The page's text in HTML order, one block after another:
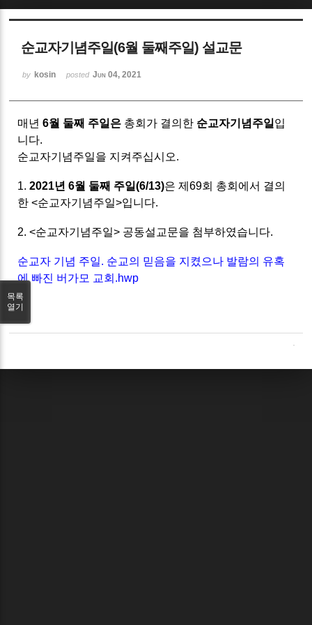
순교자기념주일(6월 둘째주일) 설교문
by kosin posted Jun 04, 2021
매년 6월 둘째 주일은 총회가 결의한 순교자기념주일 입
니다.
순교자기념주일을 지켜주십시오.
1.2021년 6월 둘째 주일(6/13)은 제69회 총회에서 결의
한 <순교자기념주일>입니다.
2. <순교자기념주일> 공동설교문을 첨부하였습니다.
순교자 기념 주일. 순교의 믿음을 지켰으나 발람의 유혹
에 빠진 버가모 교회.hwp
목록
열기
Sketchbook5, 스케치북5
Sketchbook5, 스케치북5